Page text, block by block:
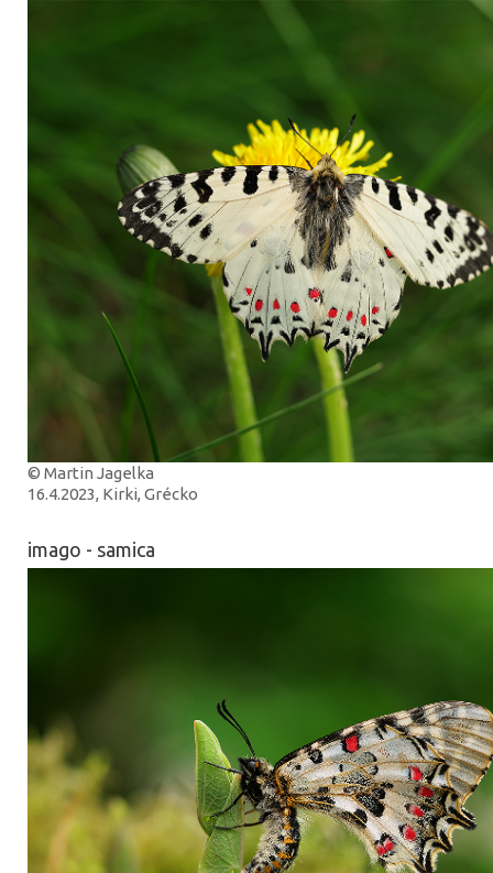
© Martin Jagelka
16.4.2023, Kirki, Grécko
imago - samica